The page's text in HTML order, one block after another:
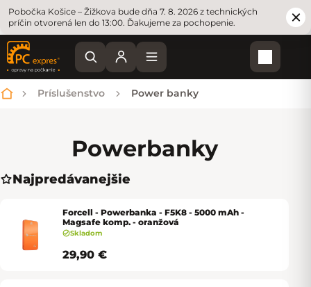
Pobočka Košice – Žižkova bude dňa 7. 8. 2026 z technických
príčin otvorená len do 13:00. Ďakujeme za pochopenie.
Domov
Príslušenstvo Power banky
Powerbanky
Najpredávanejšie
Forcell - Powerbanka - F5K8 - 5000 mAh -
Magsafe komp. - oranžová
Skladom
29,90 €